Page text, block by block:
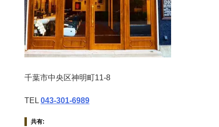
千葉市中央区神明町11-8
TEL 043‐301‐6989
共有: